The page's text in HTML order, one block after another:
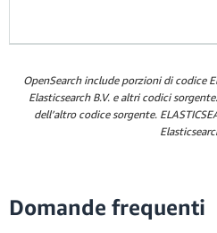
OpenSearch include porzioni di codice
Elasticsearch B.V. e altri codici
dell’altro codice sorgente.
Domande frequenti